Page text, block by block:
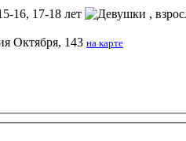
16, 17-18 лет ,
Октября, 143 на карте